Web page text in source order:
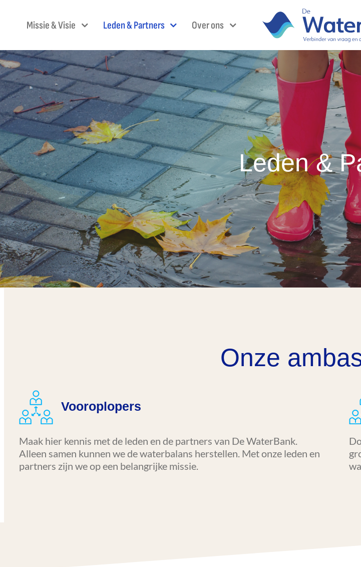
contentMissie & Visie Leden & Partners Over ons
Leden &
Onze
Vooroplopers
Maak hier kennis met de leden en de partners van De WaterBank.
Alleen samen kunnen we de waterbalans herstellen. Met onze leden en
partners zijn we op een belangrijke missie.